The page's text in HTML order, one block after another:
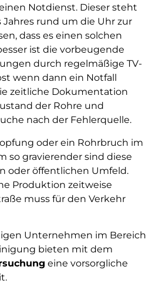
Notdienst. Dieser steht
Jahres rund um die Uhr zur
dass es einen solchen
ist die vorbeugende
durch regelmäßige TV-
wenn dann ein Notfall
zeitliche Dokumentation
der Rohre und
nach der Fehlerquelle.
oder ein Rohrbruch im
so gravierender sind diese
oder öffentlichen Umfeld.
Produktion zeitweise
muss für den Verkehr
Unternehmen im Bereich
bieten mit dem
eine vorsorgliche